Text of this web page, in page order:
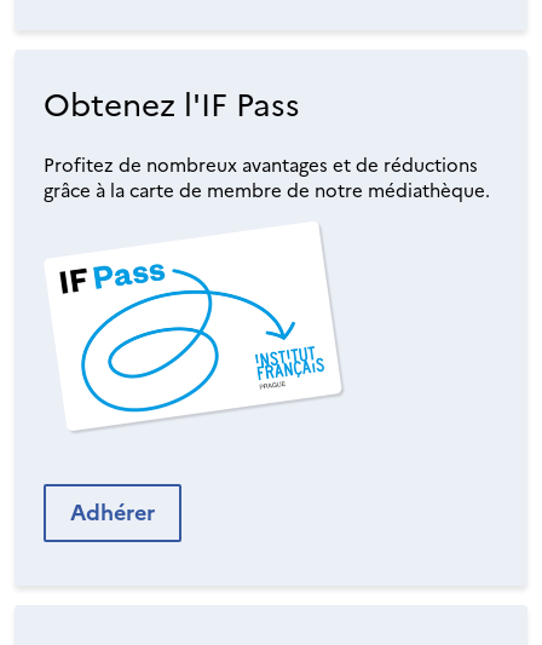
Obtenez l'IF Pass
Profitez de nombreux avantages et de réductions
grâce à la carte de membre de notre médiathèque.
Adhérer